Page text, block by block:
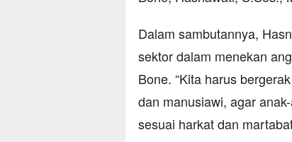
Dalam sambutannya,
sektor dalam menekan
Bone. “Kita harus
dan manusiawi, agar
sesuai harkat dan